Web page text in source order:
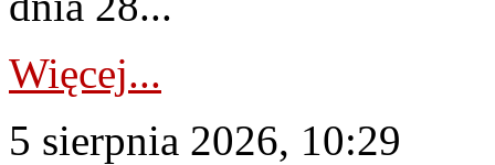
Więcej...
5 sierpnia 2026, 10:29